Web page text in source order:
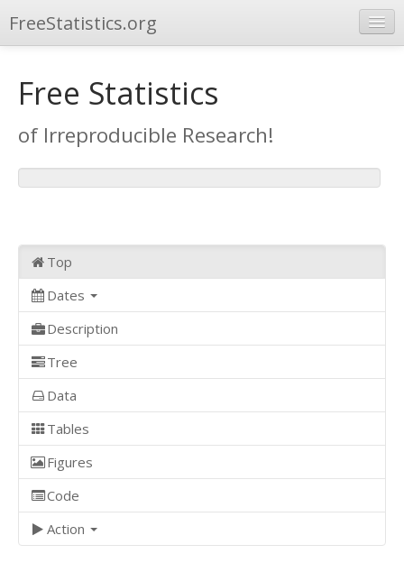
FreeStatistics.org
Publications
Other Applications
Free Statistics
of Irreproducible Research!
Top
Dates
Description
Tree
Data
Tables
Figures
Code
Action